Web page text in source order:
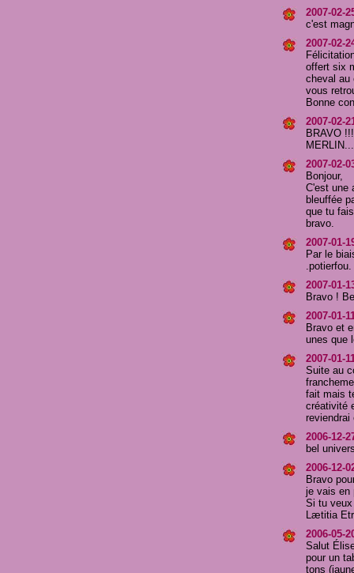
2007-02-
c'est
2007-02-
offert six
cheval au
vous
Bonne
2007-02-
BRAVO
2007-02-
Bonjour,
C'est une
bleuffée
que tu
bravo.
2007-01-
Par le
.potierfou.
2007-01-
Bravo !
2007-01-
Bravo et
unes que
2007-01-
Suite au
fait mais
créativité
reviendrai
2006-12-
bel
2006-12-
Bravo
je vais en
Si tu
Lætitia
2006-05-
Salut
pour un
tons